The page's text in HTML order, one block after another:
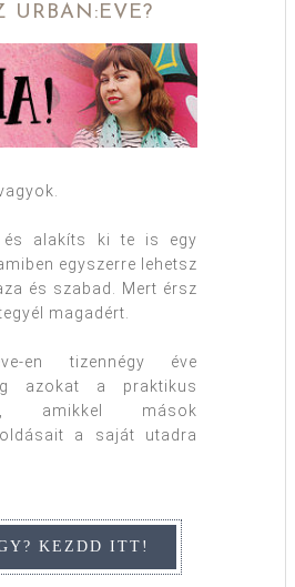
URBAN:EVE?
és alakíts ki te is egy
egyszerre lehetsz
és szabad. Mert érsz
magadért.
en tizennégy éve
azokat a praktikus
amikkel mások
a saját utadra